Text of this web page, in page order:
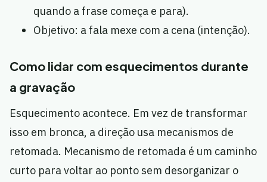
quando a frase começa e para).
Objetivo: a fala mexe com a cena (intenção).
Como lidar com esquecimentos durante
a gravação
Esquecimento acontece. Em vez de transformar
isso em bronca, a direção usa mecanismos de
retomada. Mecanismo de retomada é um caminho
curto para voltar ao ponto sem desorganizar o